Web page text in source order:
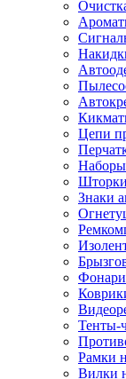
Цепи
Наборы
Знаки
Тенты-
Рамки
Вилки